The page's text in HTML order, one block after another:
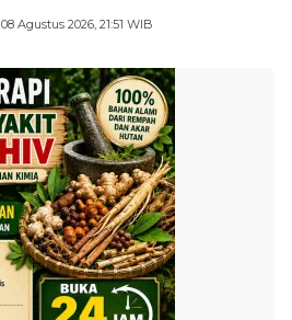
08 Agustus 2026, 21:51 WIB